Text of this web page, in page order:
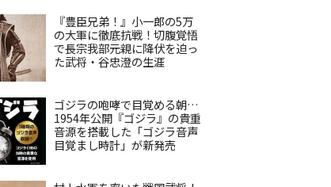
『豊臣兄弟！』小一郎の5万
の大軍に徹底抗戦！切腹覚悟
で長宗我部元親に降伏を迫っ
た武将・谷忠澄の生涯
ゴジラの咆哮で目覚める朝…
1954年公開『ゴジラ』の貴重
音源を搭載した「ゴジラ音声
目覚まし時計」が新発売